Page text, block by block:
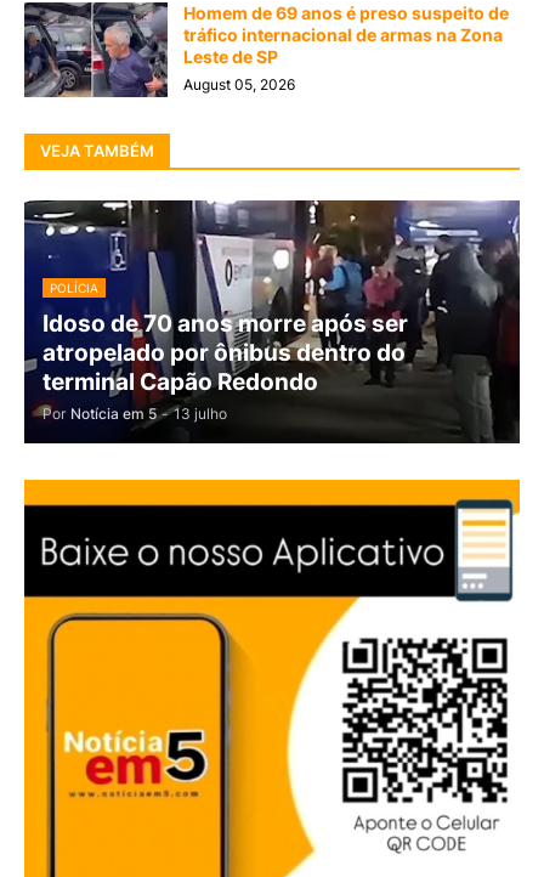
Homem de 69 anos é preso suspeito de
tráfico internacional de armas na Zona
Leste de SP
August 05, 2026
VEJA TAMBÉM
POLÍCIA
Idoso de 70 anos morre após ser
atropelado por ônibus dentro do
terminal Capão Redondo
Por Notícia em 5 - 13 julho